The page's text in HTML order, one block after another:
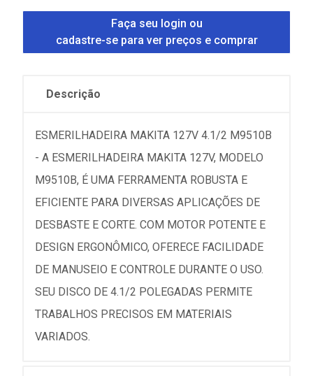
Faça seu login ou
cadastre-se para ver preços e comprar
Descrição
ESMERILHADEIRA MAKITA 127V 4.1/2 M9510B
- A ESMERILHADEIRA MAKITA 127V, MODELO
M9510B, É UMA FERRAMENTA ROBUSTA E
EFICIENTE PARA DIVERSAS APLICAÇÕES DE
DESBASTE E CORTE. COM MOTOR POTENTE E
DESIGN ERGONÔMICO, OFERECE FACILIDADE
DE MANUSEIO E CONTROLE DURANTE O USO.
SEU DISCO DE 4.1/2 POLEGADAS PERMITE
TRABALHOS PRECISOS EM MATERIAIS
VARIADOS.